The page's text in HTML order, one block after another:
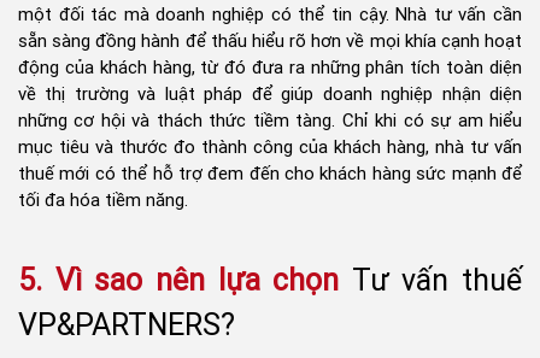
một đối tác mà doanh nghiệp có thể tin cậy. Nhà tư vấn cần
sẵn sàng đồng hành để thấu hiểu rõ hơn về mọi khía cạnh hoạt
động của khách hàng, từ đó đưa ra những phân tích toàn diện
về thị trường và luật pháp để giúp doanh nghiệp nhận diện
những cơ hội và thách thức tiềm tàng. Chỉ khi có sự am hiểu
mục tiêu và thước đo thành công của khách hàng, nhà tư vấn
thuế mới có thể hỗ trợ đem đến cho khách hàng sức mạnh để
tối đa hóa tiềm năng.
5. Vì sao nên lựa chọn Tư vấn thuế
VP&PARTNERS?